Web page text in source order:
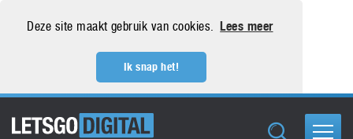
Deze site maakt gebruik van cookies. Lees meer
Ik snap het!